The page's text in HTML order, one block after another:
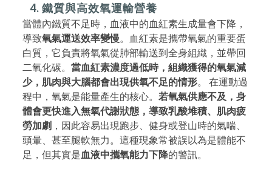
4. 鐵質與高效氧運輸營養
當體內鐵質不足時，血液中的血紅素生成量會下降，
導致氧氣運送效率變慢 。血紅素是攜帶氧氣的重要蛋
白質，它負責將氧氣從肺部輸送到全身組織，並帶回
二氧化碳。 當血紅素濃度過低時，組織獲得的氧氣減
少，肌肉與大腦都會出現供氧不足的情形 。 在運動過
程中，氧氣是能量產生的核心。 若氧氣供應不及，身
體會更快進入無氧代謝狀態，導致乳酸堆積、肌肉疲
勞加劇 ，因此容易出現跑步、健身或登山時的氣喘、
頭暈、甚至腿軟無力。這種現象常被誤以為是體能不
足，但其實是血液中攜氧能力下降的警訊。